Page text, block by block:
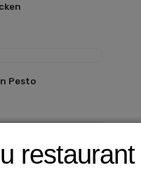
Pesto
restaurant